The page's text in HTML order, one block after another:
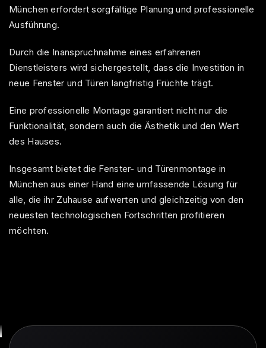
München erfordert sorgfältige Planung und professionelle
Ausführung.
Durch die Inanspruchnahme eines erfahrenen
Dienstleisters wird sichergestellt, dass die Investition in
neue Fenster und Türen langfristig Früchte trägt.
Eine professionelle Montage garantiert nicht nur die
Funktionalität, sondern auch die Ästhetik und den Wert
des Hauses.
Insgesamt bietet die Fenster- und Türenmontage in
München aus einer Hand eine umfassende Lösung für
alle, die ihr Zuhause aufwerten und gleichzeitig von den
neuesten technologischen Fortschritten profitieren
möchten.